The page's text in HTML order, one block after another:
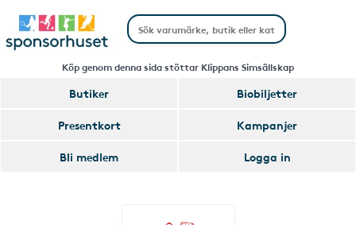
Köp genom denna sida stöttar Klippans Simsällskap
Butiker
Biobiljetter
Presentkort
Kampanjer
Bli medlem
Logga in